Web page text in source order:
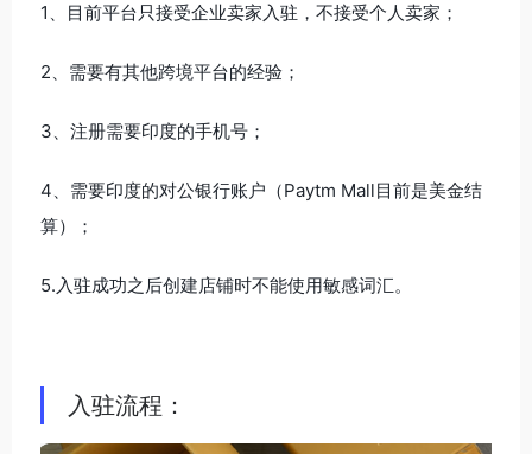
1、目前平台只接受企业卖家入驻，不接受个人卖家；
2、需要有其他跨境平台的经验；
3、注册需要印度的手机号；
4、需要印度的对公银行账户（Paytm Mall目前是美金结
算）；
5.入驻成功之后创建店铺时不能使用敏感词汇。
入驻流程：